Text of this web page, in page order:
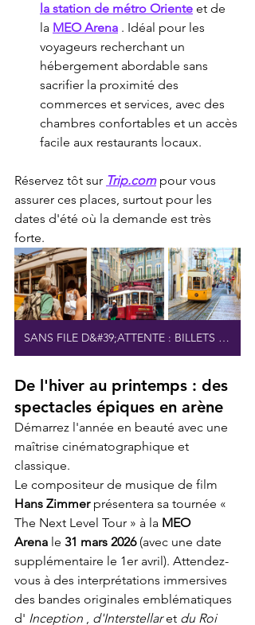
la station de métro Oriente et de
la MEO Arena . Idéal pour les
voyageurs recherchant un
hébergement abordable sans
sacrifier la proximité des
commerces et services, avec des
chambres confortables et un accès
facile aux restaurants locaux.
Réservez tôt sur Trip.com pour vous
assurer ces places, surtout pour les
dates d'été où la demande est très
forte.
SANS FILE D&#39;ATTENTE : BILLETS DE TRAMWAY
De l'hiver au printemps : des
spectacles épiques en arène
Démarrez l'année en beauté avec une
maîtrise cinématographique et
classique.
Le compositeur de musique de film
Hans Zimmer présentera sa tournée «
The Next Level Tour » à la MEO
Arena le 31 mars 2026 (avec une date
supplémentaire le 1er avril). Attendez-
vous à des interprétations immersives
des bandes originales emblématiques
d' Inception , d'Interstellar et du Roi